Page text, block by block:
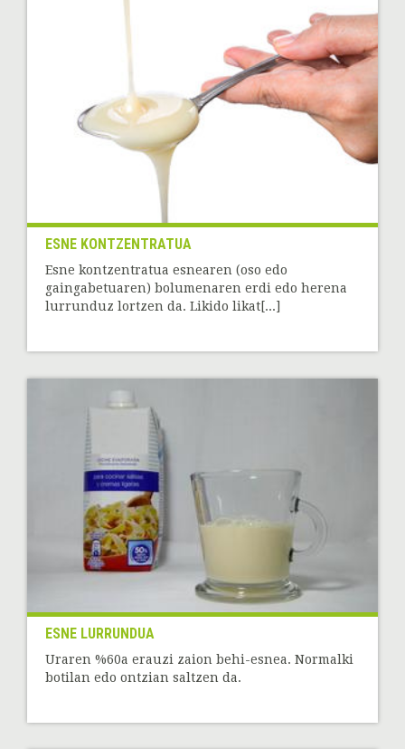
ESNE KONTZENTRATUA
Esne kontzentratua esnearen (oso edo
gaingabetuaren) bolumenaren erdi edo herena
lurrunduz lortzen da. Likido likat[...]
ESNE LURRUNDUA
Uraren %60a erauzi zaion behi-esnea. Normalki
botilan edo ontzian saltzen da.